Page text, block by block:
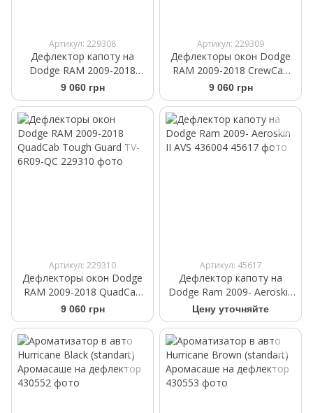
Артикул: 229308
Дефлектор капоту на
Dodge RAM 2009-2018
текстурированный
Textured Tough Guard TG-
9 060 грн
Артикул: 229309
Дефлекторы окон Dodge
RAM 2009-2018 CrewCab
Tough Guard TV-6R09-CC
9 060 грн
Артикул: 229310
Дефлекторы окон Dodge
RAM 2009-2018 QuadCab
Tough Guard TV-6R09-QC
9 060 грн
Артикул: 45617
Дефлектор капоту на
Dodge Ram 2009- Aeroskin
II AVS 436004
Цену уточняйте